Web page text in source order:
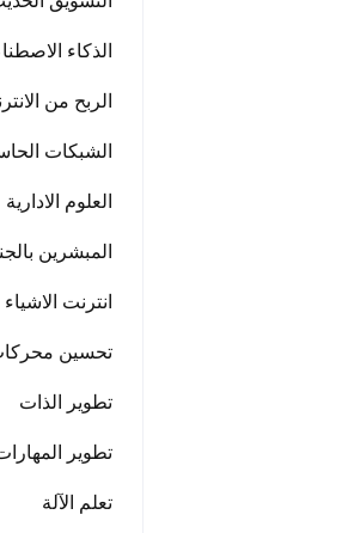
الذكاء
الربح من
الشبكات
العلوم الادارية
المبشرين
انترنت الاشياء
تحسين
تطوير الذات
تطوير
تعلم الآلة